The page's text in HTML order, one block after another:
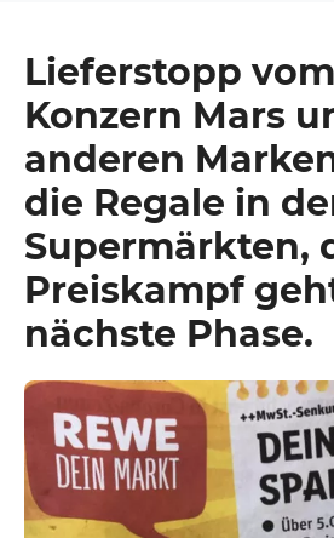
Lieferstopp
Konzern Mars
anderen
die Regale in
Supermärkten,
Preiskampf
nächste Phase.